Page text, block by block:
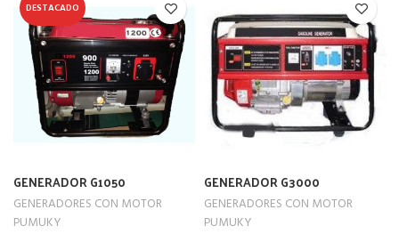
DESTACADO
GENERADOR G1050
GENERADORES CON MOTOR
PUMUKY
GENERADOR G3000
GENERADORES CON MOTOR
PUMUKY